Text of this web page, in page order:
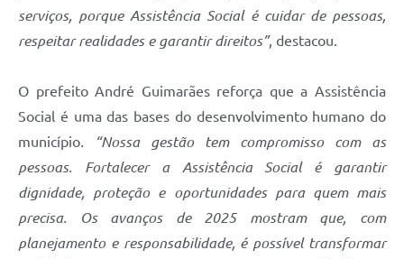
serviços, porque Assistência Social é cuidar de pessoas,
respeitar realidades e garantir direitos”, destacou.
O prefeito André Guimarães reforça que a Assistência
Social é uma das bases do desenvolvimento humano do
município. “Nossa gestão tem compromisso com as
pessoas. Fortalecer a Assistência Social é garantir
dignidade, proteção e oportunidades para quem mais
precisa. Os avanços de 2025 mostram que, com
planejamento e responsabilidade, é possível transformar